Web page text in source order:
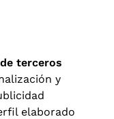
terceros
y
elaborado